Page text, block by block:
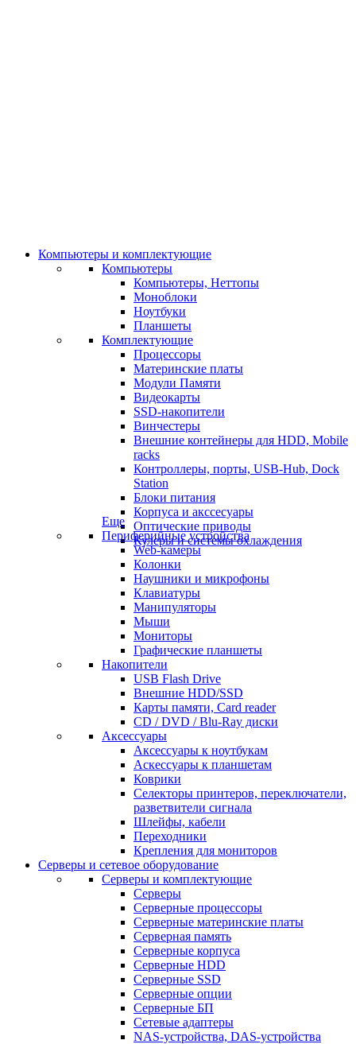
Компьютеры и комплектующие
Компьютеры
Компьютеры, Неттопы
Моноблоки
Ноутбуки
Планшеты
Комплектующие
Процессоры
Материнские платы
Модули Памяти
Видеокарты
SSD-накопители
Винчестеры
Внешние контейнеры для HDD, Mobile
racks
Контроллеры, порты, USB-Hub, Dock
Station
Блоки питания
Корпуса и акссесуары
Оптические приводы
Кулеры и системы охлаждения
Еще
Периферийные устройства
Web-камеры
Колонки
Наушники и микрофоны
Клавиатуры
Манипуляторы
Мыши
Мониторы
Графические планшеты
Накопители
USB Flash Drive
Внешние HDD/SSD
Карты памяти, Card reader
CD / DVD / Blu-Ray диски
Аксессуары
Аксессуары к ноутбукам
Аскессуары к планшетам
Коврики
Селекторы принтеров, переключатели,
разветвители сигнала
Шлейфы, кабели
Переходники
Крепления для мониторов
Серверы и сетевое оборудование
Серверы и комплектующие
Серверы
Серверные процессоры
Серверные материнские платы
Серверная память
Серверные корпуса
Серверные HDD
Серверные SSD
Серверные опции
Серверные БП
Сетевые адаптеры
NAS-устройства, DAS-устройства